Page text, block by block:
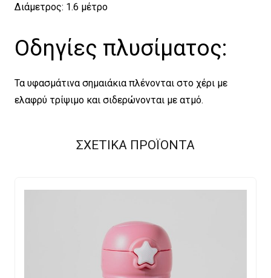
Διάμετρος: 1.6 μέτρο
Οδηγίες πλυσίματος:
Τα υφασμάτινα σημαιάκια πλένονται στο χέρι με
ελαφρύ τρίψιμο και σιδερώνονται με ατμό.
ΣΧΕΤΙΚΑ ΠΡΟΪΟΝΤΑ